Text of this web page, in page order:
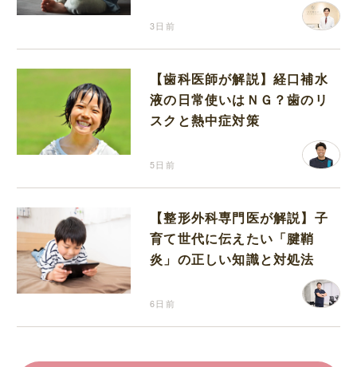
3日前
【歯科医師が解説】経口補水
液の日常使いはＮＧ？歯のリ
スクと熱中症対策
5日前
【整形外科専門医が解説】子
育て世代に伝えたい「腱鞘
炎」の正しい知識と対処法
6日前